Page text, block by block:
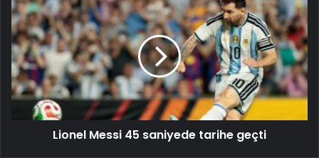
Lionel Messi 45 saniyede tarihe geçti